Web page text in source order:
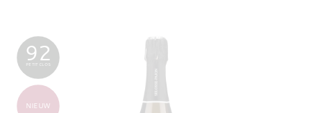
92
PETIT CLOS
NIEUW